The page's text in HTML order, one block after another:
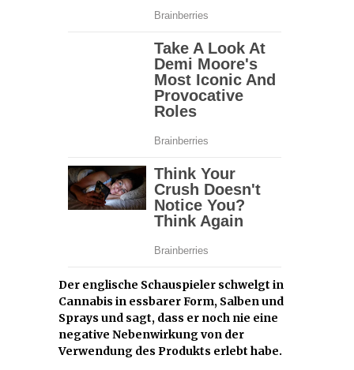
Der englische Schauspieler schwelgt in
Cannabis in essbarer Form, Salben und
Sprays und sagt, dass er noch nie eine
negative Nebenwirkung von der
Verwendung des Produkts erlebt habe.